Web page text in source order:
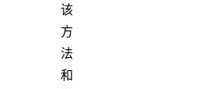
该
方
法
和